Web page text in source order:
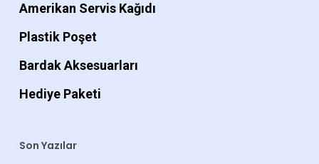
Amerikan Servis Kağıdı
Plastik Poşet
Bardak Aksesuarları
Hediye Paketi
Son Yazılar